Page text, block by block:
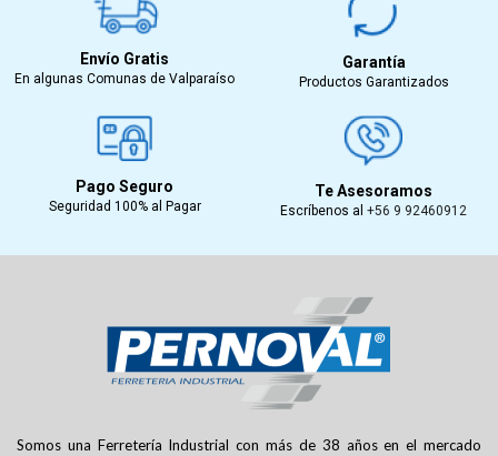
Envío Gratis
En algunas Comunas de Valparaíso
Garantía
Productos Garantizados
Pago Seguro
Seguridad 100% al Pagar
Te Asesoramos
Escríbenos al +56 9 92460912
Somos una Ferretería Industrial con más de 38 años en el mercado